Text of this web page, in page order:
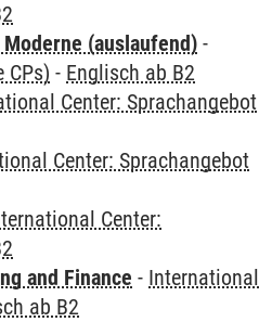
(auslaufend) -
CPs) - Englisch ab B2
Center: Sprachangebot
Center: Sprachangebot
Center:
and Finance - International
ab B2